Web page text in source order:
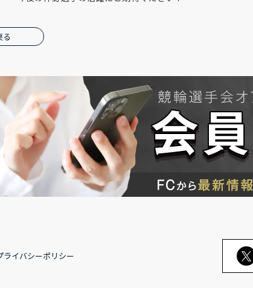
る
ライバシーポリシー